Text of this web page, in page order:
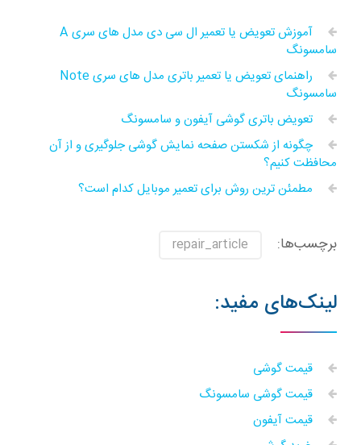
آموزش تعویض یا تعمیر ال سی دی مدل های سری A
سامسونگ
راهنمای تعویض یا تعمیر باتری مدل های سری Note
سامسونگ
تعویض باتری گوشی آیفون و سامسونگ
چگونه از شکستن صفحه نمایش گوشی جلوگیری و از آن
محافظت کنیم؟
مطمئن ترین روش برای تعمیر موبایل کدام است؟
برچسب‌ها: repair_article
لینک‌های مفید:
قیمت گوشی
قیمت گوشی سامسونگ
قیمت آیفون